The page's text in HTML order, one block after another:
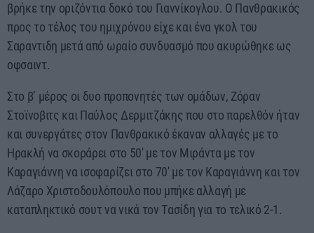
βρήκε την οριζόντια δοκό του Γιαννίκογλου. Ο Πανθρακικός
προς το τέλος του ημιχρόνου είχε και ένα γκολ του
Σαραντιδη μετά από ωραίο συνδυασμό που ακυρώθηκε ως
οφσαιντ.
Στο β’ μέρος οι δυο προπονητές των ομάδων, Ζόραν
Στοϊνοβιτς και Παύλος Δερμιτζάκης που στο παρελθόν ήταν
και συνεργάτες στον Πανθρακικό έκαναν αλλαγές με το
Ηρακλή να σκοράρει στο 50′ με τον Μιράντα με τον
Καραγιάννη να ισοφαρίζει στο 70′ με τον Καραγιάννη και τον
Λάζαρο Χριστοδουλόπουλο που μπήκε αλλαγή με
καταπληκτικό σουτ να νικά τον Tασίδη για το τελικό 2-1.